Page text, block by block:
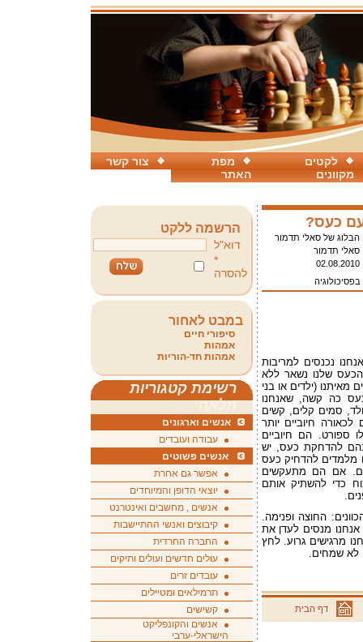
צור קשר
מפת
האתר
לקטים
מקוונים
כעס?
הבלוג של סאלי תדמור
סאלי תדמור
02.08.2010
בפסיכולוגיה
נכנסים למריבות
שלנו נשאר ללא
(ילדים או בני
כה קשה, שאנחנו
סמים קלים, קשים
חיוביים יותר
ספורט. הם חיוביים
להדחקת כעס, יש
מלמדים להדחיק כעס
אם הם מתעקשים
כדי להשתיק אותם
החוצה ופנימה.
מנסים לעדן את
מרגישים גרוע. לחץ
לא שמחים.
דף הבית
הרשמה ללקט
דוא"ל
*
להסרה
במבט לאחור
סיפורי חיים
אמהות
אמהות חד-הוריות
רשימת קטגוריות
מלאה
אנשים וארגונים
עבודה ועובדים
אנשים פשוטים
אפשר גם אחרת
יוצאי הדופן והמיוחדים
אנשים , מחשבים ואינטרנט
קיבוצים ואנשי ההתיישבות
החברה החרדית
עולים חדשים ועולים ותיקים
עובדים זרים
תרמילאים ומטיילים
קשישים
אנשים והקונפליקט
הישראלי-ערבי